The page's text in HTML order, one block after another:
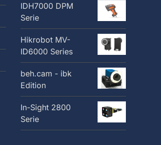
IDH7000 DPM
Serie
Hikrobot MV-
ID6000 Series
beh.cam - ibk
Edition
In-Sight 2800
Serie